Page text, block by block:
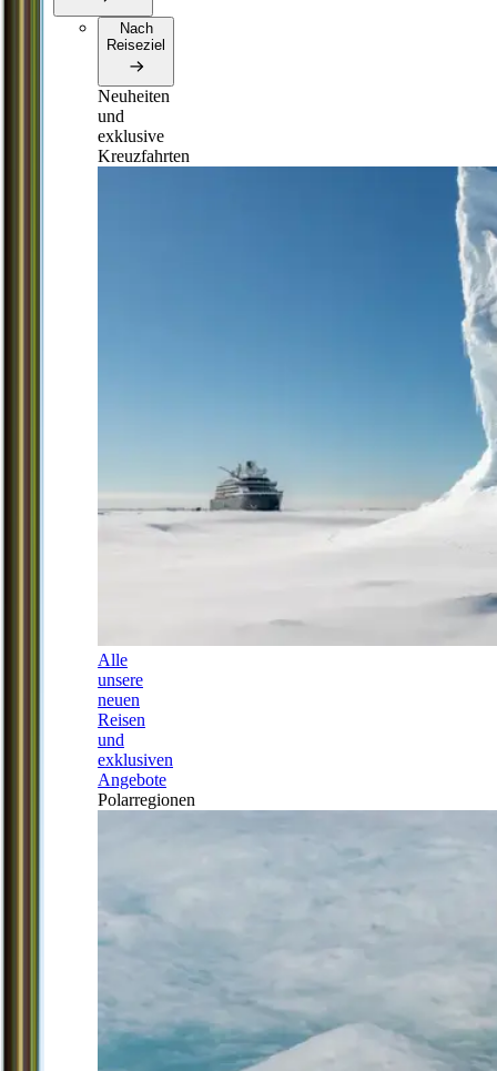
Nach
Reiseziel
Neuheiten
und
exklusive
Kreuzfahrten
Alle
unsere
neuen
Reisen
und
exklusiven
Angebote
Polarregionen